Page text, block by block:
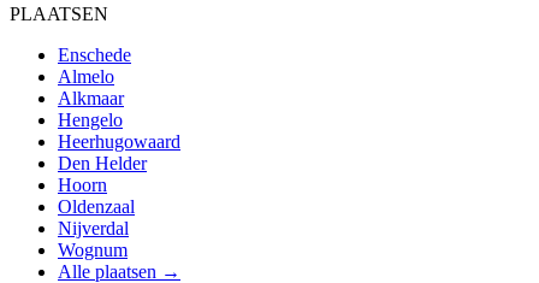
PLAATSEN
Enschede
Almelo
Alkmaar
Hengelo
Heerhugowaard
Den Helder
Hoorn
Oldenzaal
Nijverdal
Wognum
Alle plaatsen →